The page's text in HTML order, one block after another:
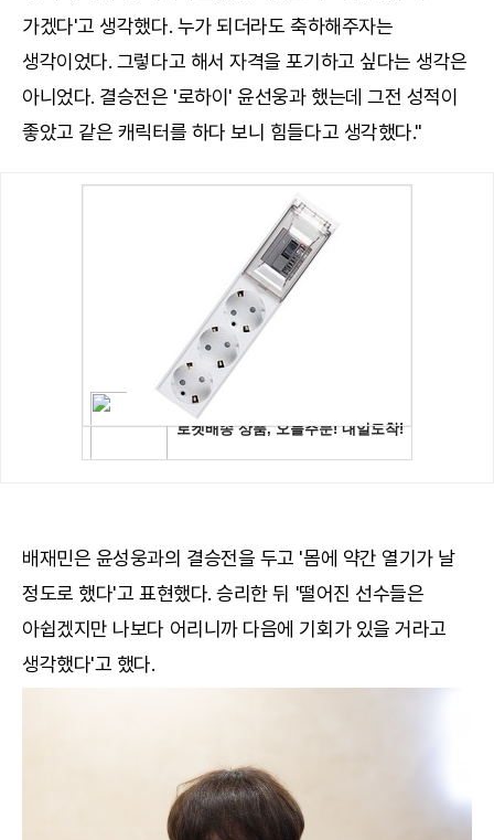
가겠다'고 생각했다. 누가 되더라도 축하해주자는
생각이었다. 그렇다고 해서 자격을 포기하고 싶다는 생각은
아니었다. 결승전은 '로하이' 윤선웅과 했는데 그전 성적이
좋았고 같은 캐릭터를 하다 보니 힘들다고 생각했다."
배재민은 윤성웅과의 결승전을 두고 '몸에 약간 열기가 날
정도로 했다'고 표현했다. 승리한 뒤 '떨어진 선수들은
아쉽겠지만 나보다 어리니까 다음에 기회가 있을 거라고
생각했다'고 했다.